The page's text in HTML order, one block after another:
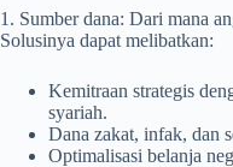
1. Sumber dana: Dari mana
Solusinya dapat melibatkan:
Kemitraan strategis
syariah.
Dana zakat, infak, dan
Optimalisasi belanja